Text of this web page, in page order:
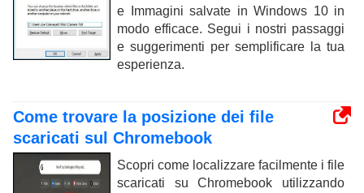
e Immagini salvate in Windows 10 in
modo efficace. Segui i nostri passaggi
e suggerimenti per semplificare la tua
esperienza.
Come trovare la posizione dei file
scaricati sul Chromebook
Scopri come localizzare facilmente i file
scaricati su Chromebook utilizzando